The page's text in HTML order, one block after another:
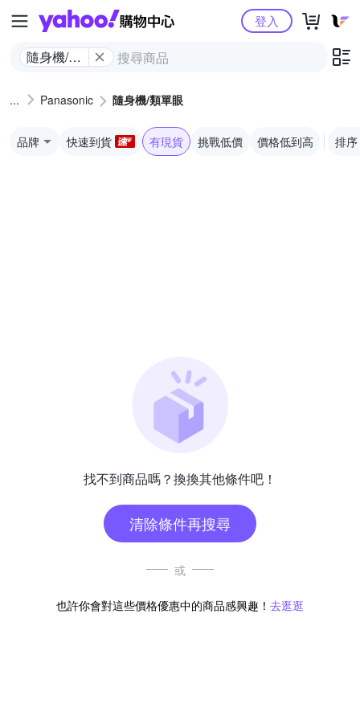
Yahoo購物中心
隨身機/類
登入
Panasonic 隨身機/類單眼
品牌 快速到貨 有現貨 挑戰低價 價格低到高 排序
找不到商品嗎？換換其他條件吧！
清除條件再搜尋
或
也許你會對這些價格優惠中的商品感興趣！ 去逛逛